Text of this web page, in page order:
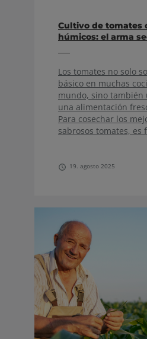
Cultivo de tomates
húmicos: el arma
Los tomates no solo
básico en muchas
mundo, sino también
una alimentación
Para cosechar los
sabrosos tomates, es
19. agosto 2025